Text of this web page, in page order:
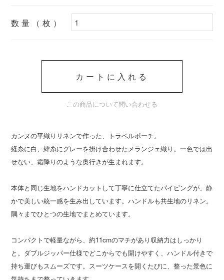
数量（枚）
カートに入れる
この商品について問い合わせる
カンヌの平織りリネンで作った、トラベルポーチ。
経糸に白、緯糸にグレーを掛け合わせたメランジェ織り。一色では出
せない、霜降りのような奥行きが生まれます。
本体と同じ生地をハンドカットして丁寧に仕立てたパイピングが、静
かで美しい統一感を生み出しています。ハンドルも共生地のリネン。
隅々までひとつの生地でまとめています。
コンパクトで軽量ながら、約11cmのマチがあり収納力はしっかり
と。ダブルジッパー仕様でどこからでも開けやすく、ハンドル付きで
持ち運びもスムーズです。スーツケースを開くたびに、整った景色に